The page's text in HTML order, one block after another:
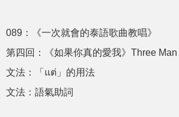
089：《一次就會的泰語歌曲教唱》
第四回：《如果你真的愛我》Three
文法：「แต่」的用法
文法：語氣助詞